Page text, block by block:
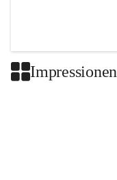
Impressionen